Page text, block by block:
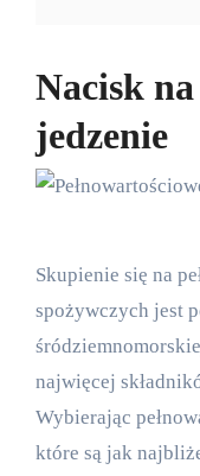
Nacisk
jedzenie
Skupienie się na pełnowartościowych produktach
spożywczych jest
najwięcej
Wybierając
które są jak